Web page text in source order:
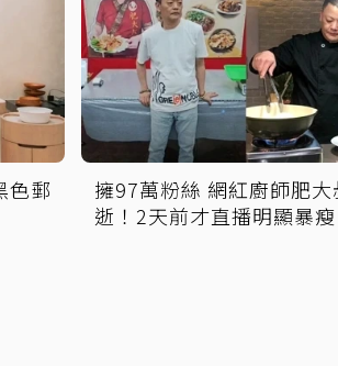
色郵
擁97萬粉絲 網紅廚師肥大
逝！2天前才直播明顯暴瘦